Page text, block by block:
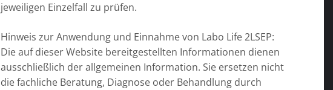
jeweiligen Einzelfall zu prüfen.
Hinweis zur Anwendung und Einnahme von Labo Life 2LSEP:
Die auf dieser Website bereitgestellten Informationen dienen
ausschließlich der allgemeinen Information. Sie ersetzen nicht
die fachliche Beratung, Diagnose oder Behandlung durch